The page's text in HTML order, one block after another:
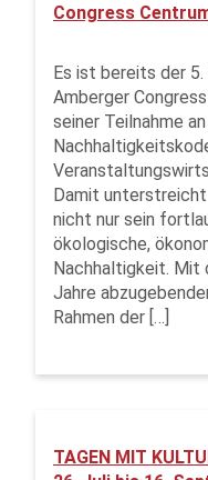
Congress
Es ist bereits der
Amberger
seiner Teilnahme
Damit unterstreicht
nicht nur sein
ökologische,
Nachhaltigkeit. Mit
Jahre
Rahmen der […]
TAGEN MIT